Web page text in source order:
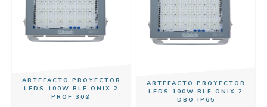
ARTEFACTO PROYECTOR
LEDS 100W BLF ONIX 2
PROF 30Ø
ARTEFACTO PROYECTOR
LEDS 100W BLF ONIX 2
DBO IP65